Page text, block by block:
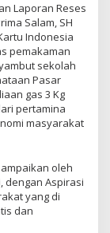
Laporan Reses
Salam, SH
Indonesia
pemakaman
sekolah
Pasar
gas 3 Kg
pertamina
masyarakat
oleh
dengan Aspirasi
yang di
dan